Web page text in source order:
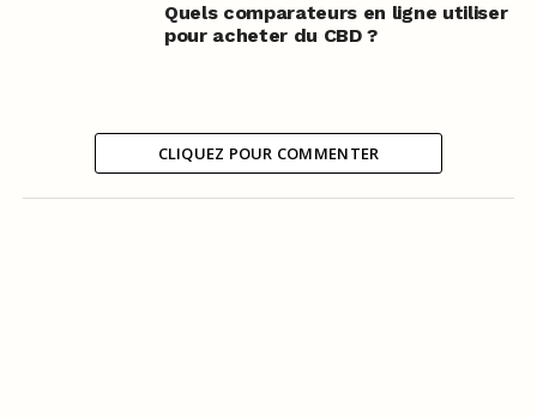
Quels comparateurs en ligne utiliser
pour acheter du CBD ?
CLIQUEZ POUR COMMENTER